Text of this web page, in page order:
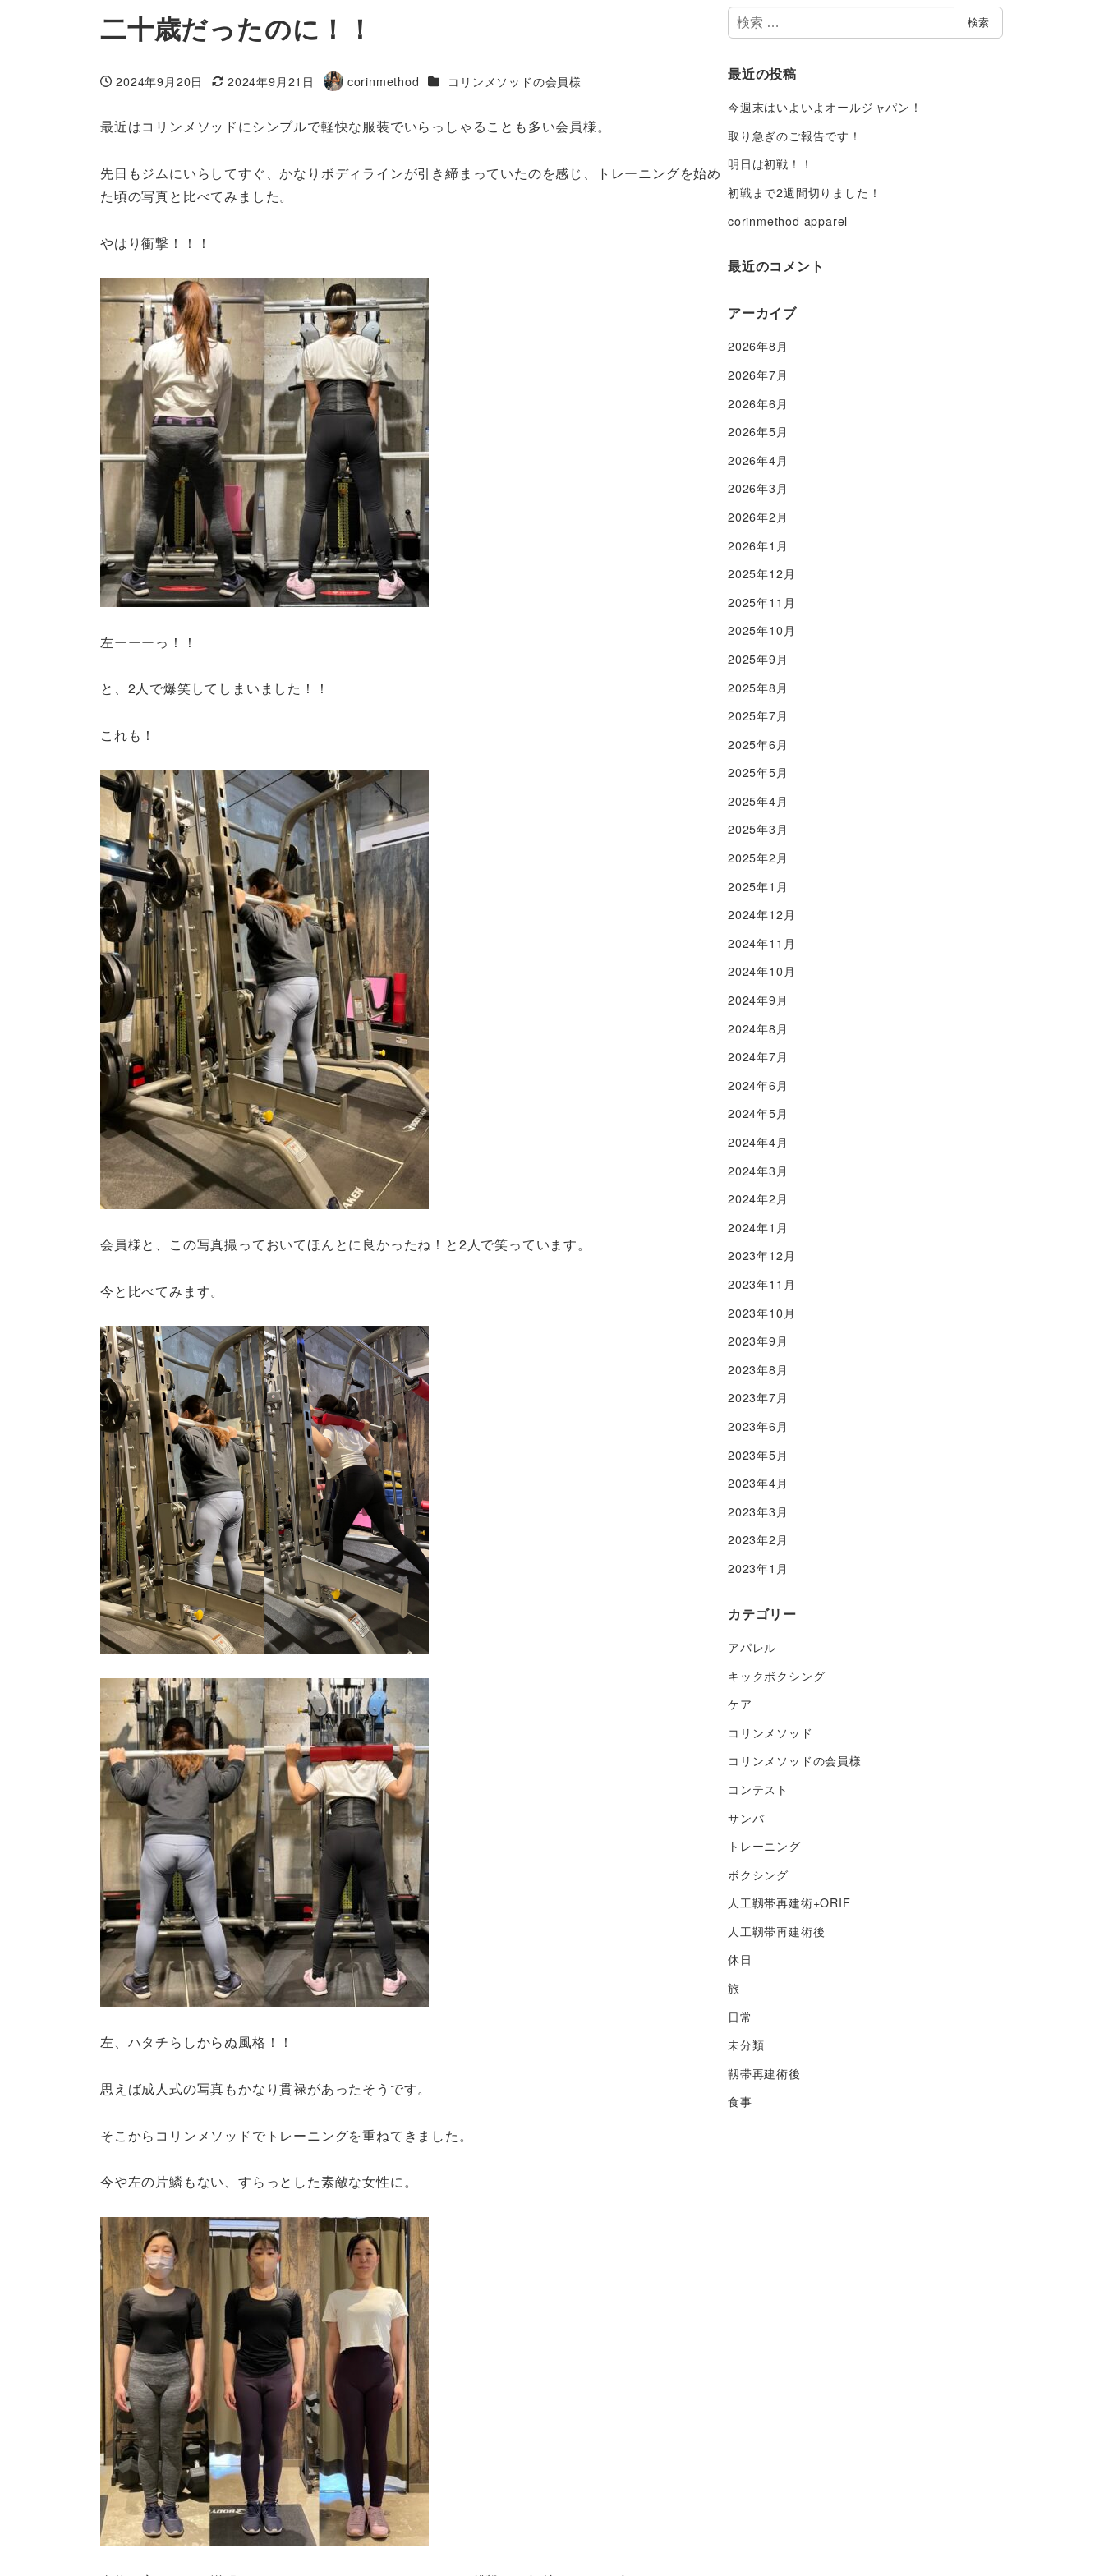
二十歳だったのに！！
投稿日
2024年9月20日
更新日
2024年9月21日
著
corinmethod カテゴリー
コリンメソッドの会員様
最近はコリンメソッドにシンプルで軽快な服装でいらっしゃることも多い会員様。
先日もジムにいらしてすぐ、かなりボディラインが引き締まっていたのを感じ、トレーニングを始め
た頃の写真と比べてみました。
やはり衝撃！！！
左ーーーっ！！
と、2人で爆笑してしまいました！！
これも！
会員様と、この写真撮っておいてほんとに良かったね！と2人で笑っています。
今と比べてみます。
左、ハタチらしからぬ風格！！
思えば成人式の写真もかなり貫禄があったそうです。
そこからコリンメソッドでトレーニングを重ねてきました。
今や左の片鱗もない、すらっとした素敵な女性に。
検
索
検索
最近の投稿
今週末はいよいよオールジャパン！
取り急ぎのご報告です！
明日は初戦！！
初戦まで2週間切りました！
corinmethod apparel
最近のコメント
アーカイブ
2026年8月
2026年7月
2026年6月
2026年5月
2026年4月
2026年3月
2026年2月
2026年1月
2025年12月
2025年11月
2025年10月
2025年9月
2025年8月
2025年7月
2025年6月
2025年5月
2025年4月
2025年3月
2025年2月
2025年1月
2024年12月
2024年11月
2024年10月
2024年9月
2024年8月
2024年7月
2024年6月
2024年5月
2024年4月
2024年3月
2024年2月
2024年1月
2023年12月
2023年11月
2023年10月
2023年9月
2023年8月
2023年7月
2023年6月
2023年5月
2023年4月
2023年3月
2023年2月
2023年1月
カテゴリー
アパレル
キックボクシング
ケア
コリンメソッド
コリンメソッドの会員様
コンテスト
サンバ
トレーニング
ボクシング
人工靱帯再建術+ORIF
人工靱帯再建術後
休日
旅
日常
未分類
靱帯再建術後
食事